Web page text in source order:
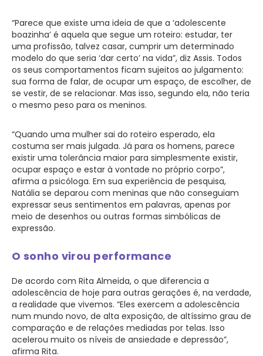
“Parece que existe uma ideia de que a ‘adolescente
boazinha’ é aquela que segue um roteiro: estudar, ter
uma profissão, talvez casar, cumprir um determinado
modelo do que seria ‘dar certo’ na vida”, diz Assis. Todos
os seus comportamentos ficam sujeitos ao julgamento:
sua forma de falar, de ocupar um espaço, de escolher, de
se vestir, de se relacionar. Mas isso, segundo ela, não teria
o mesmo peso para os meninos.
“Quando uma mulher sai do roteiro esperado, ela
costuma ser mais julgada. Já para os homens, parece
existir uma tolerância maior para simplesmente existir,
ocupar espaço e estar à vontade no próprio corpo”,
afirma a psicóloga. Em sua experiência de pesquisa,
Natália se deparou com meninas que não conseguiam
expressar seus sentimentos em palavras, apenas por
meio de desenhos ou outras formas simbólicas de
expressão.
O sonho virou performance
De acordo com Rita Almeida, o que diferencia a
adolescência de hoje para outras gerações é, na verdade,
a realidade que vivemos. “Eles exercem a adolescência
num mundo novo, de alta exposição, de altíssimo grau de
comparação e de relações mediadas por telas. Isso
acelerou muito os níveis de ansiedade e depressão”,
afirma Rita.